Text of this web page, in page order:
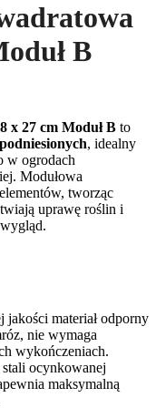
B
x 27 cm Moduł B to
, idealny
w ogrodach
Modułowa
tworząc
uprawę roślin i
jakości materiał odporny
nie wymaga
wykończeniach.
ocynkowanej
maksymalną